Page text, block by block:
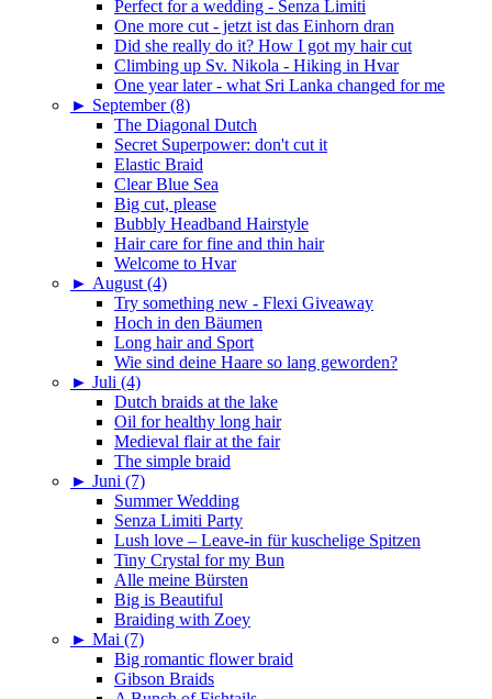
Perfect for a wedding - Senza Limiti
One more cut - jetzt ist das Einhorn dran
Did she really do it? How I got my hair cut
Climbing up Sv. Nikola - Hiking in Hvar
One year later - what Sri Lanka changed for me
► September (8)
The Diagonal Dutch
Secret Superpower: don't cut it
Elastic Braid
Clear Blue Sea
Big cut, please
Bubbly Headband Hairstyle
Hair care for fine and thin hair
Welcome to Hvar
► August (4)
Try something new - Flexi Giveaway
Hoch in den Bäumen
Long hair and Sport
Wie sind deine Haare so lang geworden?
► Juli (4)
Dutch braids at the lake
Oil for healthy long hair
Medieval flair at the fair
The simple braid
► Juni (7)
Summer Wedding
Senza Limiti Party
Lush love – Leave-in für kuschelige Spitzen
Tiny Crystal for my Bun
Alle meine Bürsten
Big is Beautiful
Braiding with Zoey
► Mai (7)
Big romantic flower braid
Gibson Braids